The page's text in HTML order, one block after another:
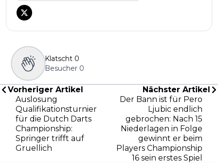
Klatscht 0
Besucher 0
Vorheriger Artikel
Auslosung
Qualifikationsturnier
für die Dutch Darts
Championship:
Springer trifft auf
Gruellich
Nächster Artikel
Der Bann ist für Pero
Ljubic endlich
gebrochen: Nach 15
Niederlagen in Folge
gewinnt er beim
Players Championship
16 sein erstes Spiel